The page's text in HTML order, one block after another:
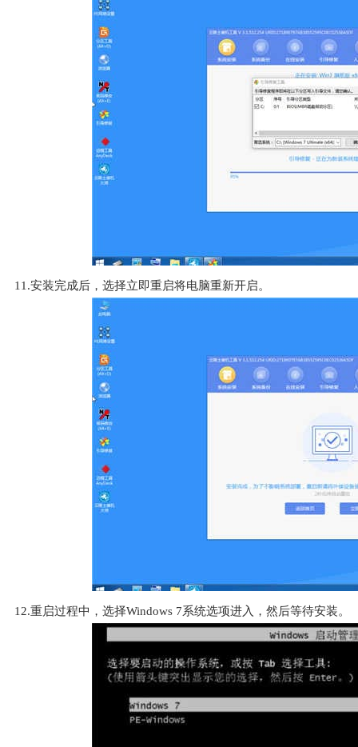
11.安装完成后，选择立即重启将电脑重新开启。
12.重启过程中，选择Windows 7系统选项进入，然后等待安装。